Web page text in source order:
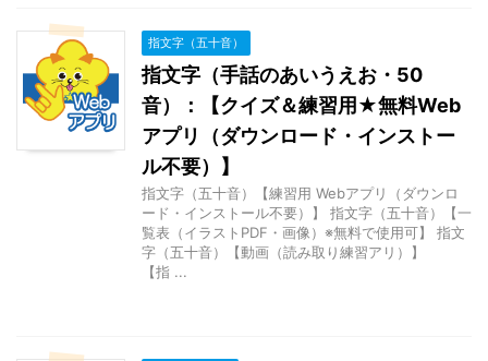
指文字（五十音）
指文字（手話のあいうえお・50
音）：【クイズ＆練習用★無料Web
アプリ（ダウンロード・インストー
ル不要）】
指文字（五十音）【練習用 Webアプリ（ダウンロ
ード・インストール不要）】 指文字（五十音）【一
覧表（イラストPDF・画像）※無料で使用可】 指文
字（五十音）【動画（読み取り練習アリ）】
【指 ...